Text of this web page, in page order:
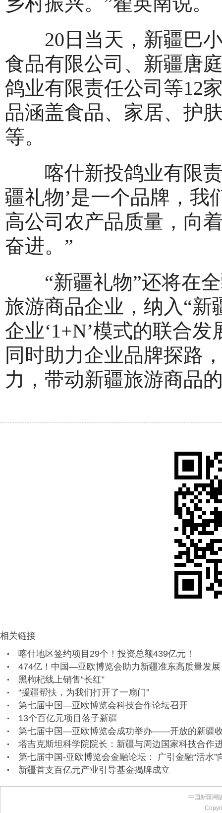
20日当天，新疆巴小
食品有限公司、新疆唐
鸽业有限责任公司等12
品涵盖食品、家居、护
等。
喀什新投鸽业有限责
疆礼物’是一个品牌，我
高公司农产品质量，向
奋进。”
“新疆礼物”还将在全
旅游商品企业，纳入“新
企业‘1+N’模式的联合发
同时助力企业品牌探路
力，带动新疆旅游商品
相关链接
喀什地区签约项目29个！投资总额439亿元！
474亿！中国—亚欧博览会助力新疆准东高质量发展
黑枸杞线上销售“长红”
“援疆帮扶，为我们打开了一扇门”
第七届中国—亚欧博览会科技合作论坛召开
13个百亿元项目落子新疆
第七届中国—亚欧博览会成功举办——开放的新疆
塔吉克斯坦科学院院长：新疆与周边国家科技合作
第七届中国-亚欧博览会金融论坛： 广引金融“活水”
新疆首支百亿元产业引导基金揭牌成立
中国新疆网